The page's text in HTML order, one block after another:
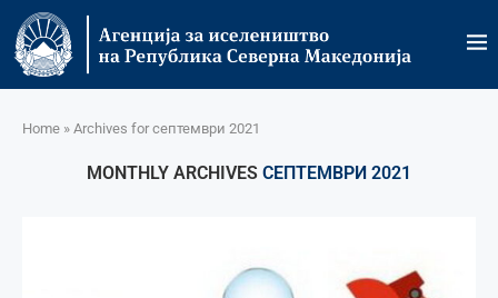
Home » Archives for септември 2021
MONTHLY ARCHIVES СЕПТЕМВРИ 2021